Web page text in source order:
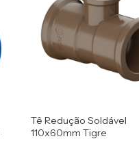
Tê Redução Soldável
110x60mm Tigre